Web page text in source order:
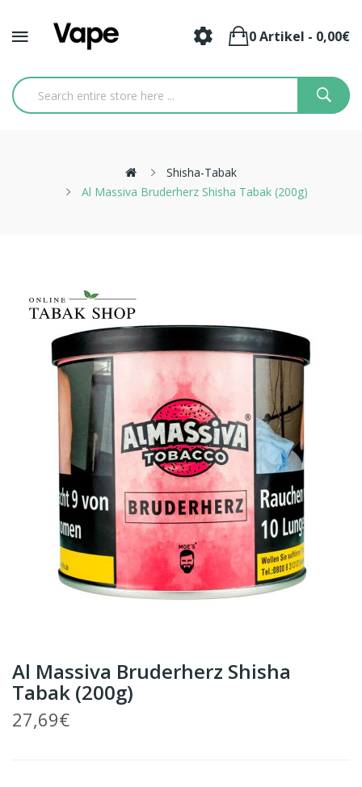
0 Artikel - 0,00€
Shisha-Tabak
Al Massiva Bruderherz Shisha Tabak (200g)
Al Massiva Bruderherz Shisha
Tabak (200g)
27,69€